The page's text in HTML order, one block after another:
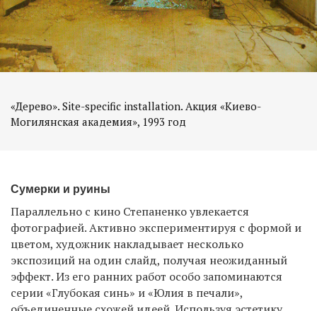
«Дерево». Site-specific installation. Акция «Киево-
Могилянская академия», 1993 год
Сумерки и руины
Параллельно с кино Степаненко увлекается
фотографией. Активно экспериментируя с формой и
цветом, художник накладывает несколько
экспозиций на один слайд, получая неожиданный
эффект. Из его ранних работ особо запоминаются
серии «Глубокая синь» и «Юлия в печали»,